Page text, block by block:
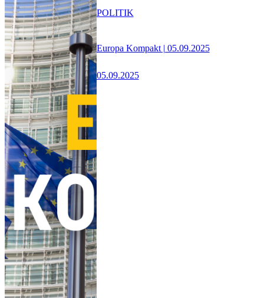
Europa Kompakt | 05.09.2025
05.09.2025
POLITIK